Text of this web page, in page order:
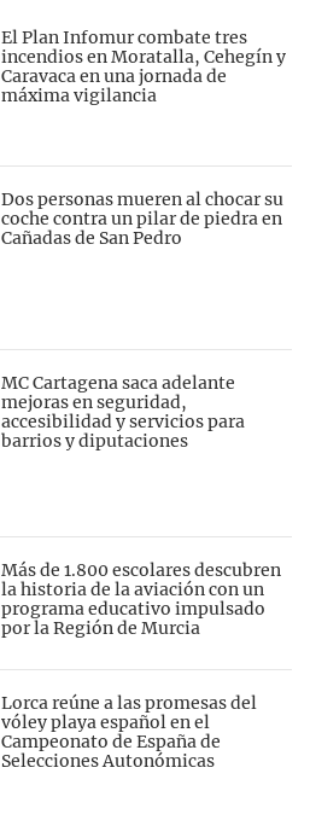
El Plan Infomur combate tres
incendios en Moratalla, Cehegín y
Caravaca en una jornada de
máxima vigilancia
Dos personas mueren al chocar su
coche contra un pilar de piedra en
Cañadas de San Pedro
MC Cartagena saca adelante
mejoras en seguridad,
accesibilidad y servicios para
barrios y diputaciones
Más de 1.800 escolares descubren
la historia de la aviación con un
programa educativo impulsado
por la Región de Murcia
Lorca reúne a las promesas del
vóley playa español en el
Campeonato de España de
Selecciones Autonómicas